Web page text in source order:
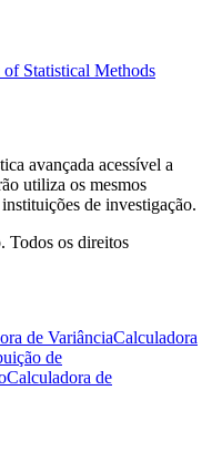
Statistical Methods
avançada acessível a
utiliza os mesmos
de investigação.
Todos os direitos
de VariânciaCalculadora
de
Calculadora de